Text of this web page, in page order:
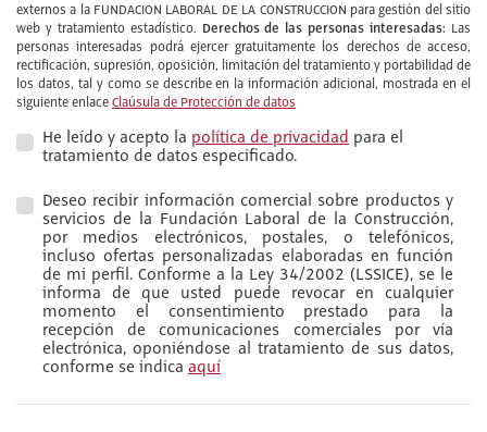
externos a la FUNDACION LABORAL DE LA CONSTRUCCION para gestión del sitio
web y tratamiento estadístico. Derechos de las personas interesadas: Las
personas interesadas podrá ejercer gratuitamente los derechos de acceso,
rectificación, supresión, oposición, limitación del tratamiento y portabilidad de
los datos, tal y como se describe en la información adicional, mostrada en el
siguiente enlace Claúsula de Protección de datos
He leído y acepto la política de privacidad para el
tratamiento de datos especificado.
Deseo recibir información comercial sobre productos y
servicios de la Fundación Laboral de la Construcción,
por medios electrónicos, postales, o telefónicos,
incluso ofertas personalizadas elaboradas en función
de mi perfil. Conforme a la Ley 34/2002 (LSSICE), se le
informa de que usted puede revocar en cualquier
momento el consentimiento prestado para la
recepción de comunicaciones comerciales por vía
electrónica, oponiéndose al tratamiento de sus datos,
conforme se indica aquí